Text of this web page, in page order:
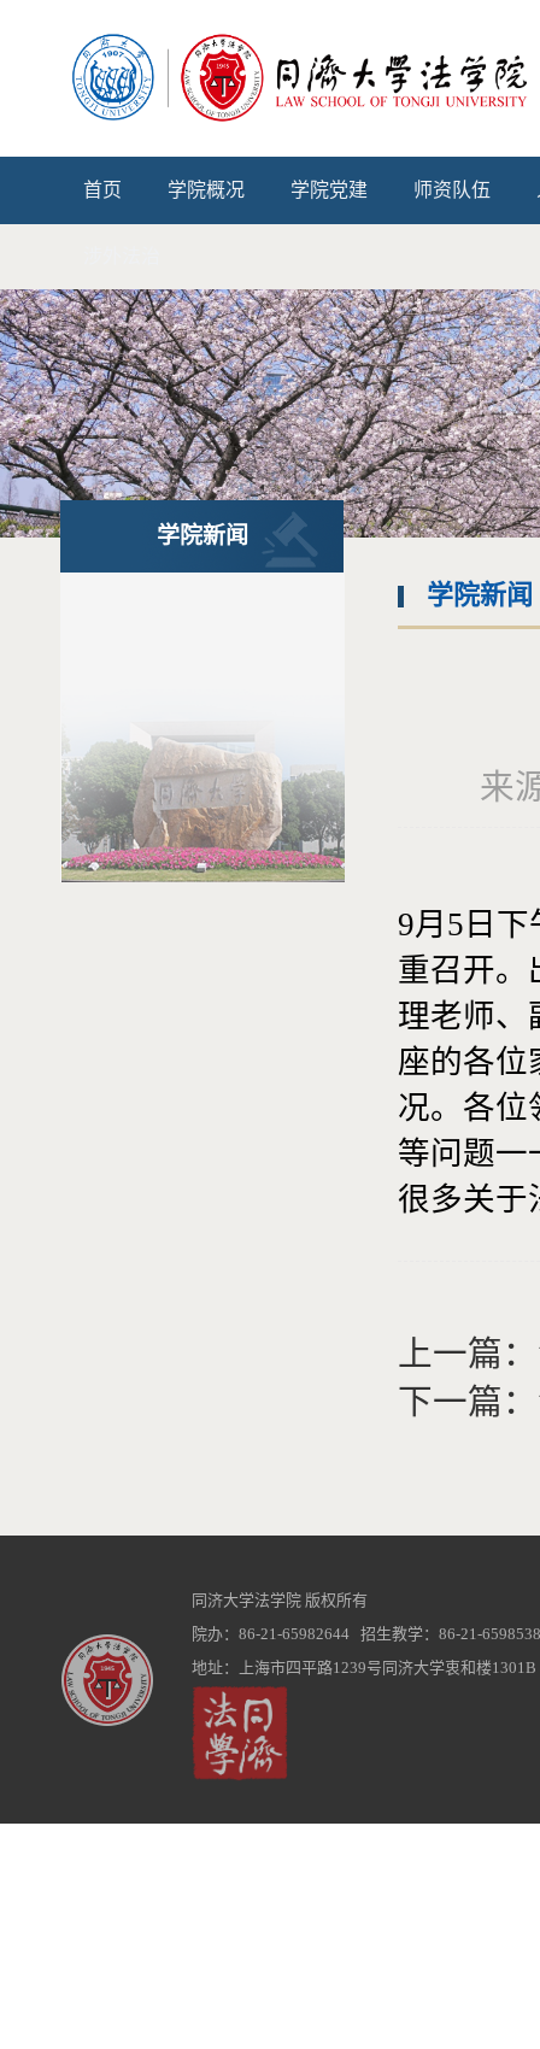
首页 学院概况 学院党建 师资队伍
学院新闻
学院新闻
来
9月5日
重召开。
理老师、
座的各位
况。各位
等问题一
很多关于
上一篇
下一篇
同济大学法学院 版权所有
院办：86-21-65982644 招生教学：86-21-
地址：上海市四平路1239号同济大学衷和楼1301B